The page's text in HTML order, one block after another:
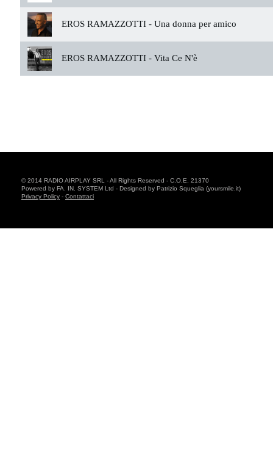
EROS RAMAZZOTTI - Una donna per amico
EROS RAMAZZOTTI - Vita Ce N'è
© 2014 RADIO AIRPLAY SRL - All Rights Reserved - C.O.E. 21370
Powered by FA. IN. SYSTEM Ltd - Designed by Patrizio Squeglia (yoursmile.it)
Privacy Policy - Contattaci